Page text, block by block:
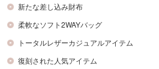
新たな差し込み財布
柔軟なソフト2WAYバッグ
トータルレザーカジュアルアイテム
復刻された人気アイテム